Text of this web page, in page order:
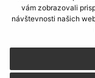
vám zobrazovali
návštevnosti našich